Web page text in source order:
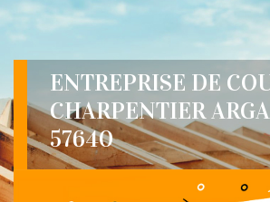
ENTREPRISE DE
CHARPENTIER
57640